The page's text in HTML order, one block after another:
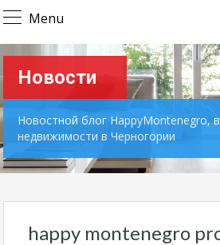
Menu
Новости
Новостной блог HappyMontenegro,
недвижимости в Черногории
happy montenegro